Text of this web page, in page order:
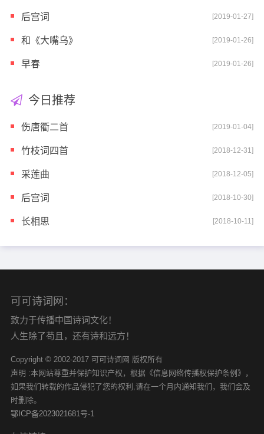
后宫词 [2019-01-27]
和《大嘴乌》 [2019-01-26]
早春 [2019-01-26]
今日推荐
伤唐衢二首 [2019-01-04]
竹枝词四首 [2018-12-31]
采莲曲 [2018-12-05]
后宫词 [2018-10-30]
长相思 [2018-10-11]
可可诗词网：
致力于传播中国诗词文化！
人生除了苟且，还有诗和远方！
Copyright © 2002-2017 可可诗词网 版权所有
声明 :本网站尊重并保护知识产权，根据《信息网络传播权保护条例》，
如果我们转载的作品侵犯了您的权利,请在一个月内通知我们，我们会及
时删除。
鄂ICP备2023021681号-1